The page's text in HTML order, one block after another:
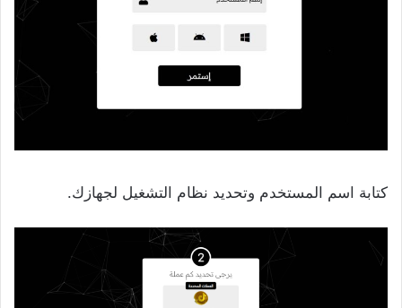
كتابة اسم المستخدم وتحديد نظام التشغيل لجهازك.